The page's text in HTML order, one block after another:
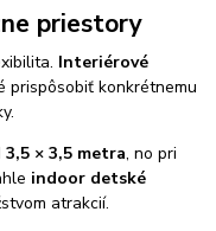
priestory
Interiérové
prispôsobiť konkrétnemu
3,5 × 3,5 metra, no pri
indoor detské
atrakcií.